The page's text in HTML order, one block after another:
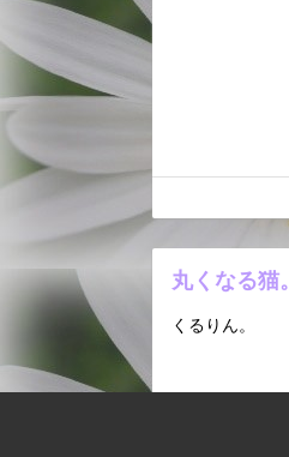
丸くなる猫。
くるりん。